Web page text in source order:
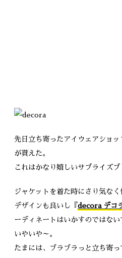
先日立ち寄ったアイウェアショッ
が貰えた。
これはかなり嬉しいサプライズプ
ジャケットを着た時にさり気なく
デザインも良いし『 decora デコ
ーディネートはいかすのではない
いやいや～。
たまには、ブラブラっと立ち寄